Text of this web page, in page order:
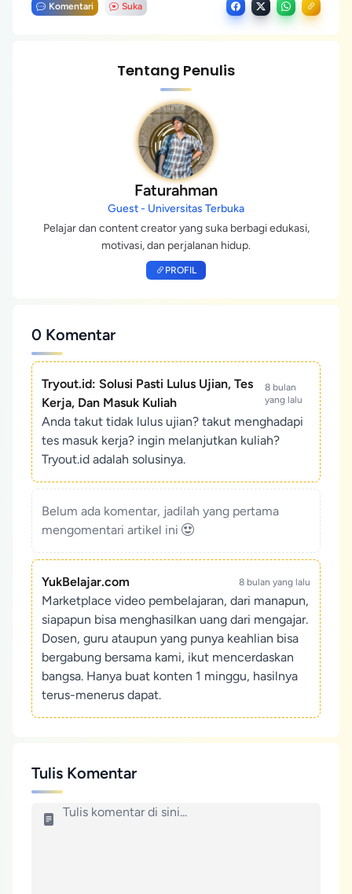
Komentari Suka
Tentang Penulis
Faturahman
Guest - Universitas Terbuka
Pelajar dan content creator yang suka berbagi edukasi,
motivasi, dan perjalanan hidup.
PROFIL
0 Komentar
Tryout.id: Solusi Pasti Lulus Ujian, Tes
Kerja, Dan Masuk Kuliah
8 bulan
yang lalu
Anda takut tidak lulus ujian? takut menghadapi
tes masuk kerja? ingin melanjutkan kuliah?
Tryout.id adalah solusinya.
Belum ada komentar, jadilah yang pertama
mengomentari artikel ini
YukBelajar.com 8 bulan yang lalu
Marketplace video pembelajaran, dari manapun,
siapapun bisa menghasilkan uang dari mengajar.
Dosen, guru ataupun yang punya keahlian bisa
bergabung bersama kami, ikut mencerdaskan
bangsa. Hanya buat konten 1 minggu, hasilnya
terus-menerus dapat.
Tulis Komentar